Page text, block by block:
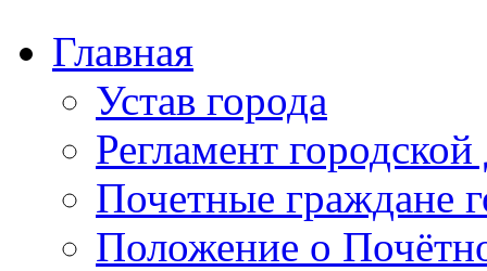
Главная
Устав города
Регламент
Почетные граждане
Положение о